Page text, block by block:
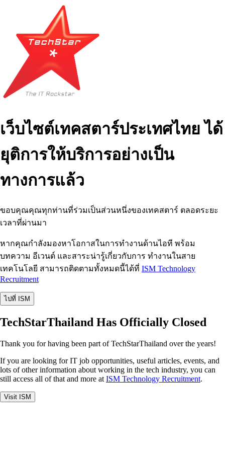
เว็บไซต์เทคสตาร์ประเทศไทย ได้
ยุติการให้บริการอย่างเป็น
ทางการแล้ว
ขอบคุณคุณทุกท่านที่ร่วมเป็นส่วนหนึ่งของเทคสตาร์ ตลอดระยะ
เวลาที่ผ่านมา
หากคุณกำลังมองหาโอกาสในการทำงานด้านไอที พร้อม
บทความ อีเวนต์ และสาระน่ารู้เกี่ยวกับการ ทำงานในสาย
เทคโนโลยี สามารถติดตามทั้งหมดนี้ได้ที่ ISM Technology
Recruitment
ไปที่ ISM
TechStarThailand Has Officially Closed
Thank you for having been part of TechStarThailand over the years!
If you are looking for IT job opportunities, useful articles, events, and
lots of other information about working in the tech industry, you can
still access all of that and more at ISM Technology Recruitment.
Visit ISM